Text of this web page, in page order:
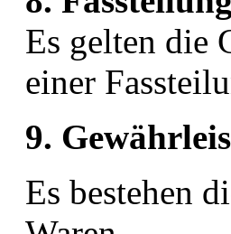
Es gelten die
einer
9.
Es bestehen